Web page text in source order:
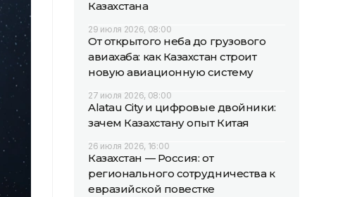
Казахстана
29 июля 2026, 08:00
От открытого неба до грузового
авиахаба: как Казахстан строит
новую авиационную систему
27 июля 2026, 08:00
Alatau City и цифровые двойники:
зачем Казахстану опыт Китая
26 июля 2026, 16:00
Казахстан — Россия: от
регионального сотрудничества к
евразийской повестке